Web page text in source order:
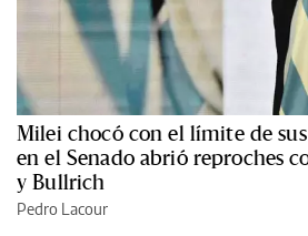
Milei chocó con el límite de
en el Senado abrió reproches
y Bullrich
Pedro Lacour